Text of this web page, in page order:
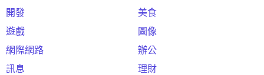
開發
美食
遊戲
圖像
網際網路
辦公
訊息
理財